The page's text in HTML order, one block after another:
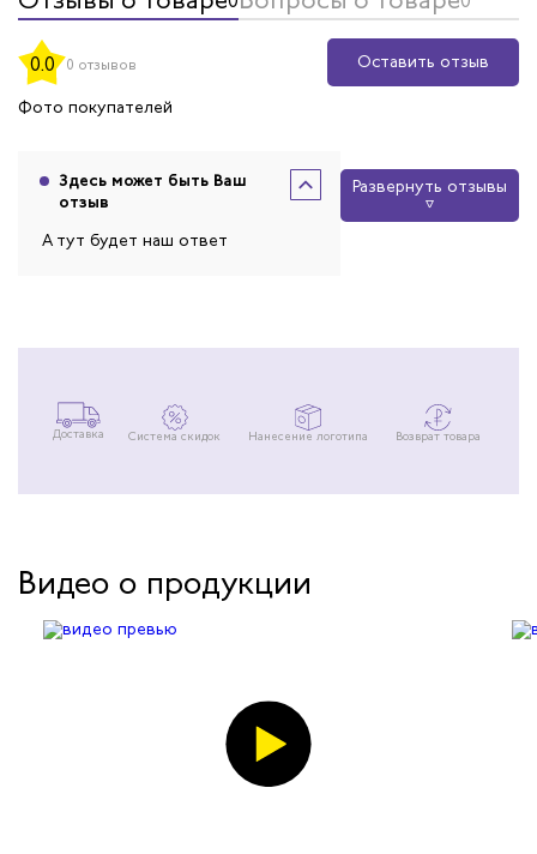
0.0 0 отзывов
Оставить отзыв
Фото покупателей
Здесь может быть Ваш
отзыв
А тут будет наш ответ
Развернуть отзывы
Доставка Система скидок Нанесение логотипа Возврат товара
Видео о продукции